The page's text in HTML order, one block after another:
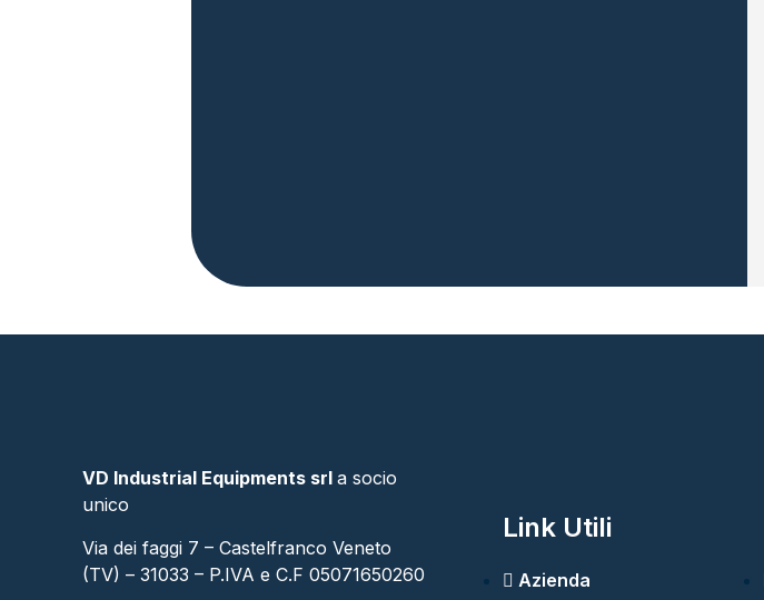
VD Industrial Equipments srl a socio
unico
Via dei faggi 7 – Castelfranco Veneto
(TV) – 31033 – P.IVA e C.F 05071650260
Link Utili
Azienda